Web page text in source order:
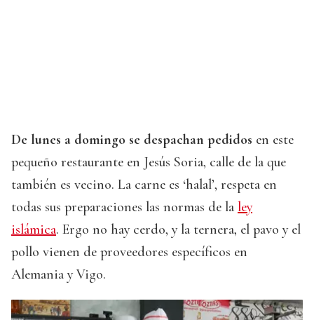
De lunes a domingo se despachan pedidos en este
pequeño restaurante en Jesús Soria, calle de la que
también es vecino. La carne es ‘halal’, respeta en
todas sus preparaciones las normas de la ley
islámica. Ergo no hay cerdo, y la ternera, el pavo y el
pollo vienen de proveedores específicos en
Alemania y Vigo.